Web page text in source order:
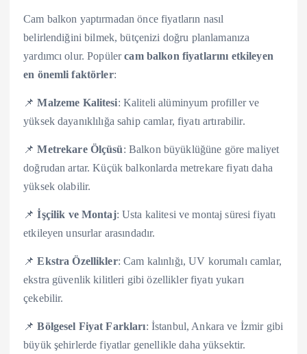
Cam balkon yaptırmadan önce fiyatların nasıl
belirlendiğini bilmek, bütçenizi doğru planlamanıza
yardımcı olur. Popülercam balkon fiyatlarını etkileyen
en önemli faktörler:
📌Malzeme Kalitesi: Kaliteli alüminyum profiller ve
yüksek dayanıklılığa sahip camlar, fiyatı artırabilir.
📌Metrekare Ölçüsü: Balkon büyüklüğüne göre maliyet
doğrudan artar. Küçük balkonlarda metrekare fiyatı daha
yüksek olabilir.
📌İşçilik ve Montaj: Usta kalitesi ve montaj süresi fiyatı
etkileyen unsurlar arasındadır.
📌Ekstra Özellikler: Cam kalınlığı, UV korumalı camlar,
ekstra güvenlik kilitleri gibi özellikler fiyatı yukarı
çekebilir.
📌Bölgesel Fiyat Farkları: İstanbul, Ankara ve İzmir gibi
büyük şehirlerde fiyatlar genellikle daha yüksektir.